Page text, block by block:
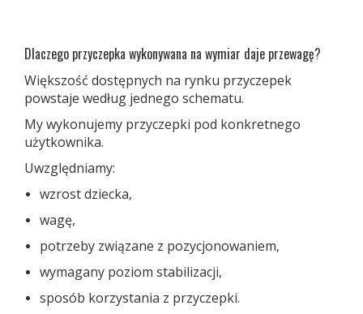
Dlaczego przyczepka wykonywana na wymiar daje przewagę?
Większość dostępnych na rynku przyczepek
powstaje według jednego schematu.
My wykonujemy przyczepki pod konkretnego
użytkownika.
Uwzględniamy:
wzrost dziecka,
wagę,
potrzeby związane z pozycjonowaniem,
wymagany poziom stabilizacji,
sposób korzystania z przyczepki.